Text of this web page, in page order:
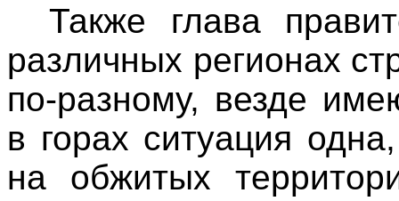
Также глава
различных регионах
по-разному, везде
в горах ситуация
на обжитых